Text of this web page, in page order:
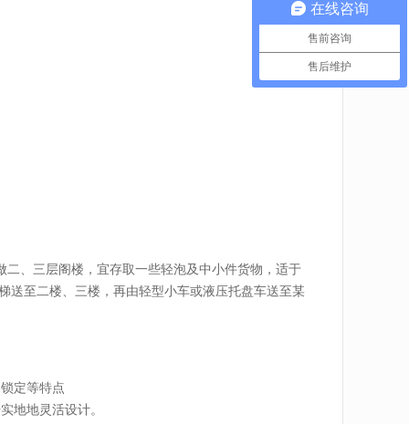
、三层阁楼，宜存取一些轻泡及中小件货物，适于
送至二楼、三楼，再由轻型小车或液压托盘车送至某
定等特点
地地灵活设计。
在线咨询
售前咨询
售后维护